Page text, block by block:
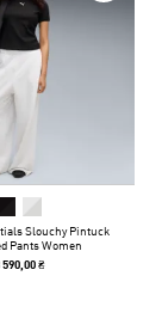
Slouchy Pintuck
Pants Women
590,00 ₴